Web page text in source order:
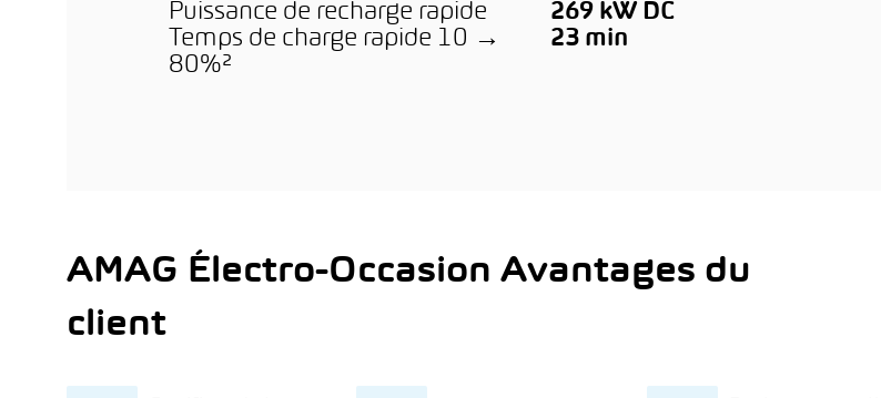
Puissance de recharge rapide
269 kW DC
Temps de charge rapide 10 →
80%²
23 min
AMAG Électro-Occasion Avantages du
client